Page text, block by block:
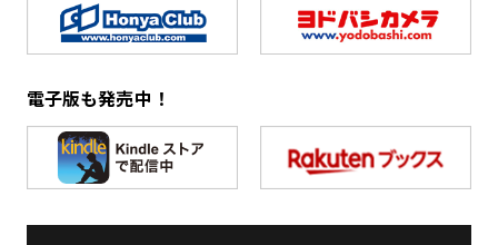
電子版も発売中！